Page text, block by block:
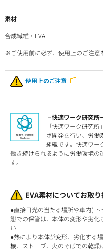
素材
合成繊維・EVA
※ご使用前に必ず、使用上のご注意
使用上のご注意
－快適ワーク研究所
「快適ワーク研究
ボ開発を行い、労働
組織です。快適ワー
働き続けられるように労働環境の
す。
EVA素材についてお取
●直接日光の当たる場所や車内(
態での保管は、本体の変形や劣化
い
●熱により本体が変形、劣化する
機、ストーブ、火のそばでの乾燥